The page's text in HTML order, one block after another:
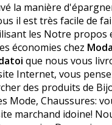
la manière
il est très facile de
les Notre propos
économies chez
que nous vous
Internet, vous
des produits de
Mode, Chaussures:
marchand idoine!